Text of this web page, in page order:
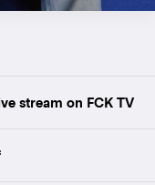
stream on FCK TV